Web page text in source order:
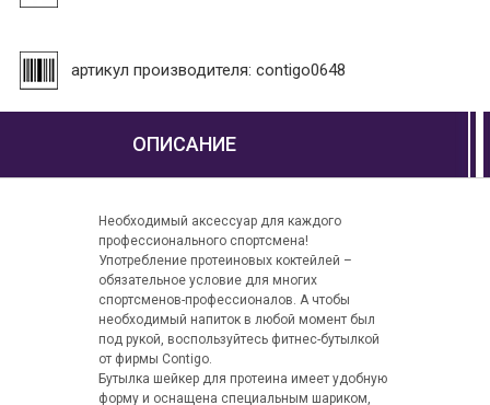
артикул производителя: contigo0648
ОПИСАНИЕ
Необходимый аксессуар для каждого
профессионального спортсмена!
Употребление протеиновых коктейлей –
обязательное условие для многих
спортсменов-профессионалов. А чтобы
необходимый напиток в любой момент был
под рукой, воспользуйтесь фитнес-бутылкой
от фирмы Contigo.
Бутылка шейкер для протеина имеет удобную
форму и оснащена специальным шариком,